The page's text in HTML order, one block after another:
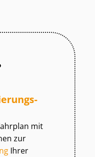
mit
zur
Ihrer